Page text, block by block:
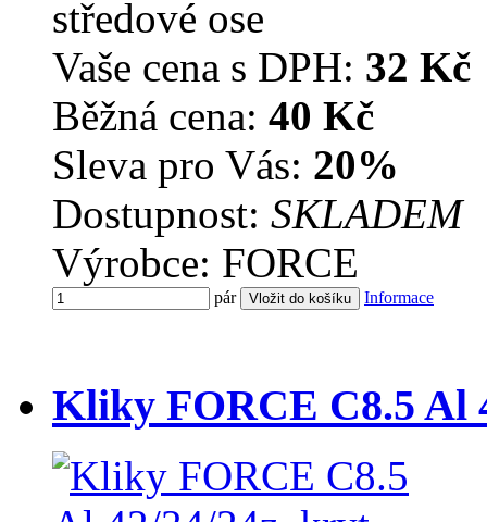
středové ose
Vaše cena s DPH: 32 Kč
Běžná cena: 40 Kč
Sleva pro Vás: 20%
Dostupnost: SKLADEM
Výrobce: FORCE
pár Informace
Kliky FORCE C8.5 Al